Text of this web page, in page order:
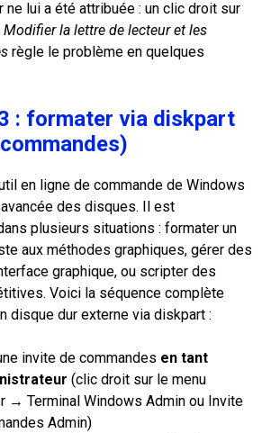
ne lui a été attribuée : un clic droit sur
Modifier la lettre de lecteur et les
règle le problème en quelques
: formater via diskpart
en ligne de commande de Windows
des disques. Il est
plusieurs situations : formater un
aux méthodes graphiques, gérer des
graphique, ou scripter des
Voici la séquence complète
disque dur externe via diskpart :
invite de commandes en tant
(clic droit sur le menu
→ Terminal Windows Admin ou Invite
Admin)